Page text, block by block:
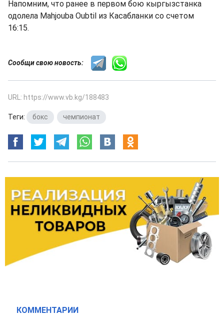
Напомним, что ранее в первом бою кыргызстанка
одолела Mahjouba Oubtil из Касабланки со счетом
16:15.
Сообщи свою новость:
URL: https://www.vb.kg/188483
Теги: бокс чемпионат
КОММЕНТАРИИ